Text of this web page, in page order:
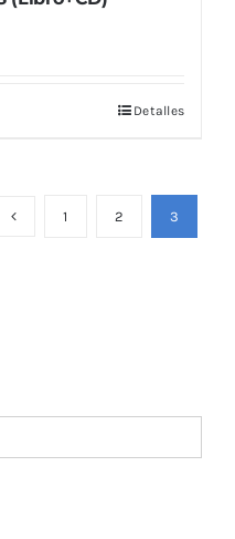
Detalles
1 2 3